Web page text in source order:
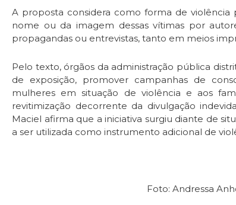
A proposta considera como forma de violência
nome ou da imagem dessas vítimas por
propagandas ou entrevistas, tanto em meios
Pelo texto, órgãos da administração pública
de exposição, promover campanhas de
mulheres em situação de violência e aos
revitimização decorrente da divulgação
Maciel afirma que a iniciativa surgiu diante de
a ser utilizada como instrumento adicional de
Foto: Andressa